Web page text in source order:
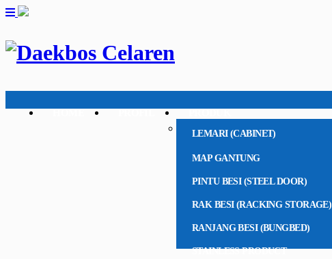
LEMARI (CABINET)
MAP GANTUNG
PINTU BESI (STEEL DOOR)
RAK BESI (RACKING STORAGE)
RANJANG BESI (BUNGBED)
STAINLESS PRODUCT